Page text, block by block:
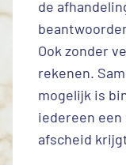
de
Ook zonder
rekenen.
mogelijk is
iedereen
afscheid